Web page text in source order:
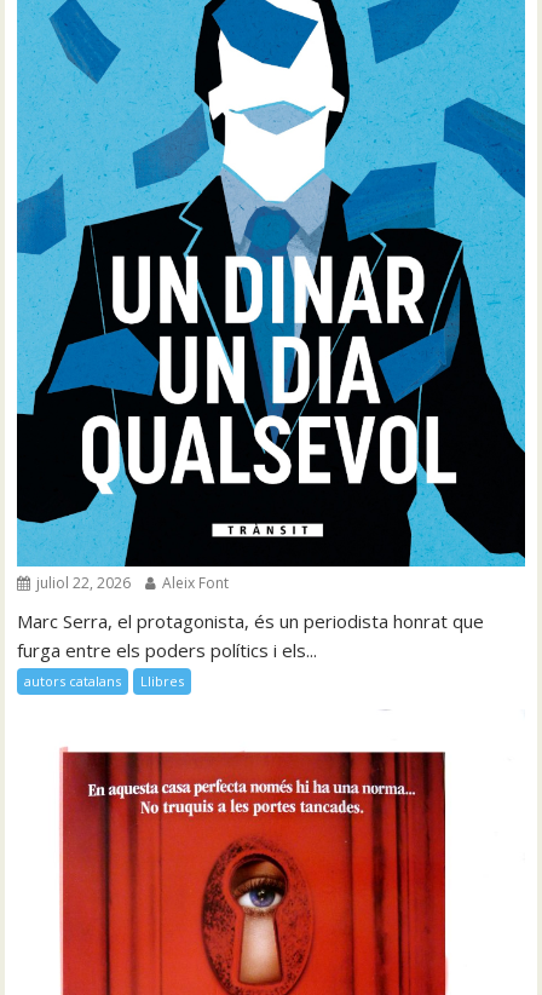
juliol 22, 2026 Aleix Font
Marc Serra, el protagonista, és un periodista honrat que
furga entre els poders polítics i els...
autors catalans Llibres